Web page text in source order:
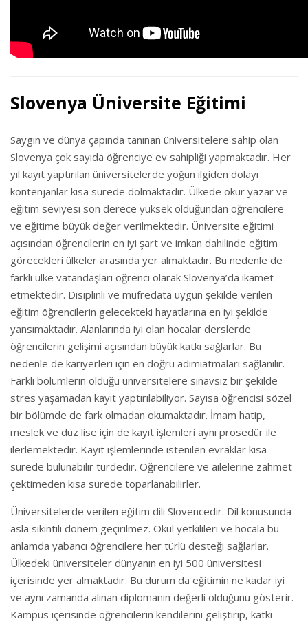
Slovenya Üniversite Eğitimi
Saygın ve dünya çapında tanınan üniversitelere sahip olan
Slovenya çok sayıda öğrenciye ev sahipliği yapmaktadır. Her
yıl kayıt yaptırılan üniversitelerde yoğun ilgiden dolayı
kontenjanlar kısa sürede dolmaktadır. Ülkede okur yazar ve
eğitim seviyesi son derece yüksek olduğundan öğrencilere
ve eğitime büyük değer verilmektedir. Üniversite eğitimi
açısından öğrencilerin en iyi şart ve imkan dahilinde eğitim
görecekleri ülkeler arasında yer almaktadır. Bu nedenle de
farklı ülke vatandaşları öğrenci olarak Slovenya’da ikamet
etmektedir. Disiplinli ve müfredata uygun şekilde verilen
eğitim öğrencilerin gelecekteki hayatlarına en iyi şekilde
yansımaktadır. Alanlarında iyi olan hocalar derslerde
öğrencilerin gelişimi açısından büyük katkı sağlarlar. Bu
nedenle de kariyerleri için en doğru adımıatmaları sağlanılır.
Farklı bölümlerin olduğu üniversitelere sınavsız bir şekilde
stres yaşamadan kayıt yaptırılabiliyor. Sayısa öğrencisi sözel
bir bölümde de fark olmadan okumaktadır. İmam hatip,
meslek ve düz lise için de kayıt işlemleri aynı prosedür ile
ilerlemektedir. Kayıt işlemlerinde istenilen evraklar kısa
sürede bulunabilir türdedir. Öğrencilere ve ailelerine zahmet
çektimeden kısa sürede toparlanabilirler.
Üniversitelerde verilen eğitim dili Slovencedir. Dil konusunda
asla sıkıntılı dönem geçirilmez. Okul yetkilileri ve hocala bu
anlamda yabancı öğrencilere her türlü desteği sağlarlar.
Ülkedeki üniversiteler dünyanın en iyi 500 üniversitesi
içerisinde yer almaktadır. Bu durum da eğitimin ne kadar iyi
ve aynı zamanda alınan diplomanın değerli olduğunu gösterir.
Kampüs içerisinde öğrencilerin kendilerini geliştirip, katkı